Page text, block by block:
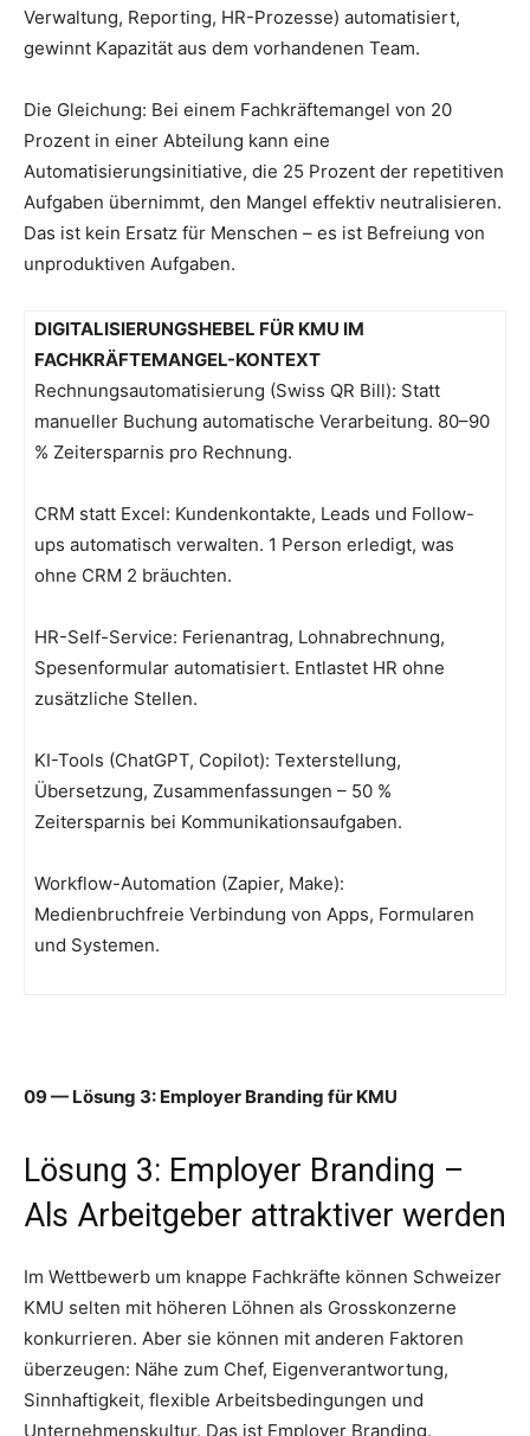
Verwaltung, Reporting, HR-Prozesse) automatisiert,
gewinnt Kapazität aus dem vorhandenen Team.
Die Gleichung: Bei einem Fachkräftemangel von 20
Prozent in einer Abteilung kann eine
Automatisierungsinitiative, die 25 Prozent der repetitiven
Aufgaben übernimmt, den Mangel effektiv neutralisieren.
Das ist kein Ersatz für Menschen – es ist Befreiung von
unproduktiven Aufgaben.
DIGITALISIERUNGSHEBEL FÜR KMU IM
FACHKRÄFTEMANGEL-KONTEXT
Rechnungsautomatisierung (Swiss QR Bill): Statt
manueller Buchung automatische Verarbeitung. 80–90
% Zeitersparnis pro Rechnung.
CRM statt Excel: Kundenkontakte, Leads und Follow-
ups automatisch verwalten. 1 Person erledigt, was
ohne CRM 2 bräuchten.
HR-Self-Service: Ferienantrag, Lohnabrechnung,
Spesenformular automatisiert. Entlastet HR ohne
zusätzliche Stellen.
KI-Tools (ChatGPT, Copilot): Texterstellung,
Übersetzung, Zusammenfassungen – 50 %
Zeitersparnis bei Kommunikationsaufgaben.
Workflow-Automation (Zapier, Make):
Medienbruchfreie Verbindung von Apps, Formularen
und Systemen.
09 — Lösung 3: Employer Branding für KMU
Lösung 3: Employer Branding –
Als Arbeitgeber attraktiver werden
Im Wettbewerb um knappe Fachkräfte können Schweizer
KMU selten mit höheren Löhnen als Grosskonzerne
konkurrieren. Aber sie können mit anderen Faktoren
überzeugen: Nähe zum Chef, Eigenverantwortung,
Sinnhaftigkeit, flexible Arbeitsbedingungen und
Unternehmenskultur. Das ist Employer Branding.